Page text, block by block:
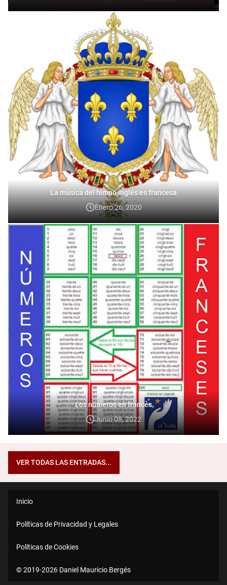
La música del himno inglés es francesa
Enero 26, 2020
Los números en francés
Junio 08, 2022
VER TODAS LAS ENTRADAS...
Inicio
Políticas de Privacidad y Legales
Políticas de Cookies
© 2019-2026 Daniel Mauricio Bergés